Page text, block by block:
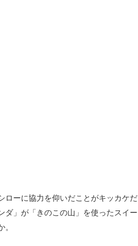
ーに協力を仰いだことがキッカケだ
ダ」が「きのこの山」を使ったスイー
。